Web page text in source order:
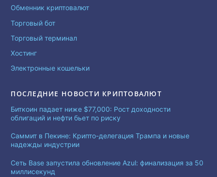
Обменник криптовалют
Торговый бот
Торговый терминал
Хостинг
Электронные кошельки
ПОСЛЕДНИЕ НОВОСТИ КРИПТОВАЛЮТ
Биткоин падает ниже $77,000: Рост доходности
облигаций и нефти бьет по риску
Саммит в Пекине: Крипто-делегация Трампа и новые
надежды индустрии
Сеть Base запустила обновление Azul: финализация за 50
миллисекунд